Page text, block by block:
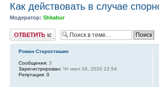
Как действовать в случае
Модератор: Shkabur
Ответить
Роман Старостишин
Сообщения: 3
Зарегистрирован: Чт июл 16, 2020 22:54
Репутация: 0